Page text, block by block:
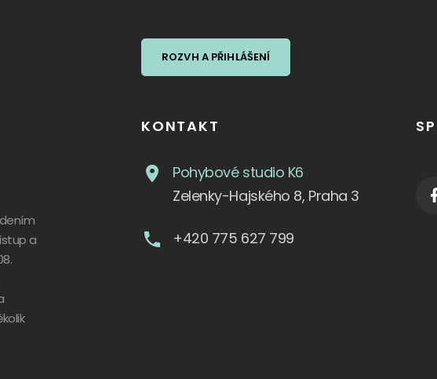
ROZVH A PŘIHLÁŠENÍ
KONTAKT
Pohybové studio K6
Zelenky-Hajského 8, Praha 3
+420 775 627 799
a